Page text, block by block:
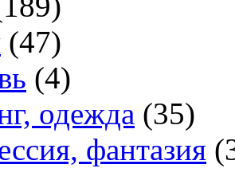
(47)
(4)
одежда (35)
фантазия